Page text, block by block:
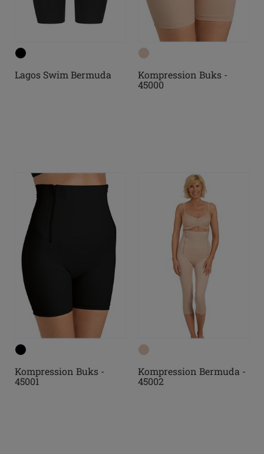
Lagos Swim Bermuda
Kompression Buks -
45000
Kompression Buks -
45001
Kompression Bermuda -
45002